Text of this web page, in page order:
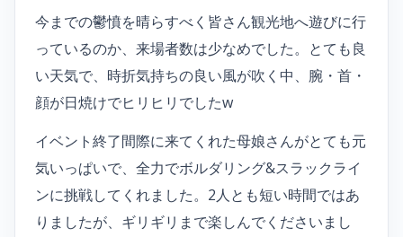
今までの鬱憤を晴らすべく皆さん観光地へ遊びに行
っているのか、来場者数は少なめでした。とても良
い天気で、時折気持ちの良い風が吹く中、腕・首・
顔が日焼けでヒリヒリでしたw
イベント終了間際に来てくれた母娘さんがとても元
気いっぱいで、全力でボルダリング&スラックライ
ンに挑戦してくれました。2人とも短い時間ではあ
りましたが、ギリギリまで楽しんでくださいまし